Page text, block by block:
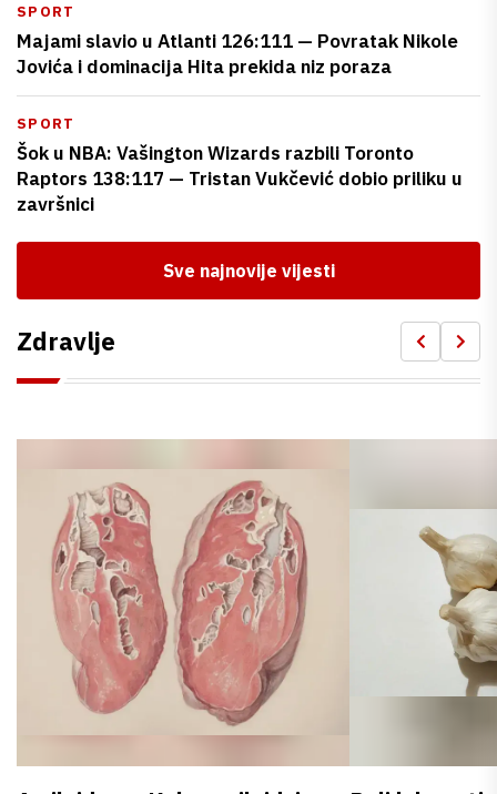
SPORT
Majami slavio u Atlanti 126:111 — Povratak Nikole
Jovića i dominacija Hita prekida niz poraza
SPORT
Šok u NBA: Vašington Wizards razbili Toronto
Raptors 138:117 — Tristan Vukčević dobio priliku u
završnici
Sve najnovije vijesti
Zdravlje